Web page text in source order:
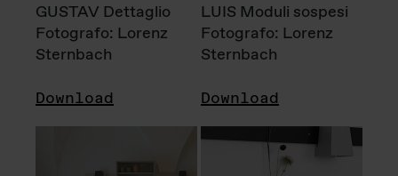
GUSTAV Dettaglio
Fotografo: Lorenz
Sternbach
Download
LUIS Moduli sospesi
Fotografo: Lorenz
Sternbach
Download